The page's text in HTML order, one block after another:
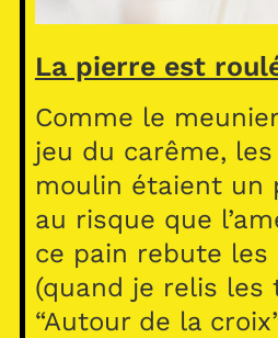
La pierre est
Comme le
jeu du carême,
moulin étaient un
au risque que
ce pain rebute les
(quand je relis les
“Autour de la